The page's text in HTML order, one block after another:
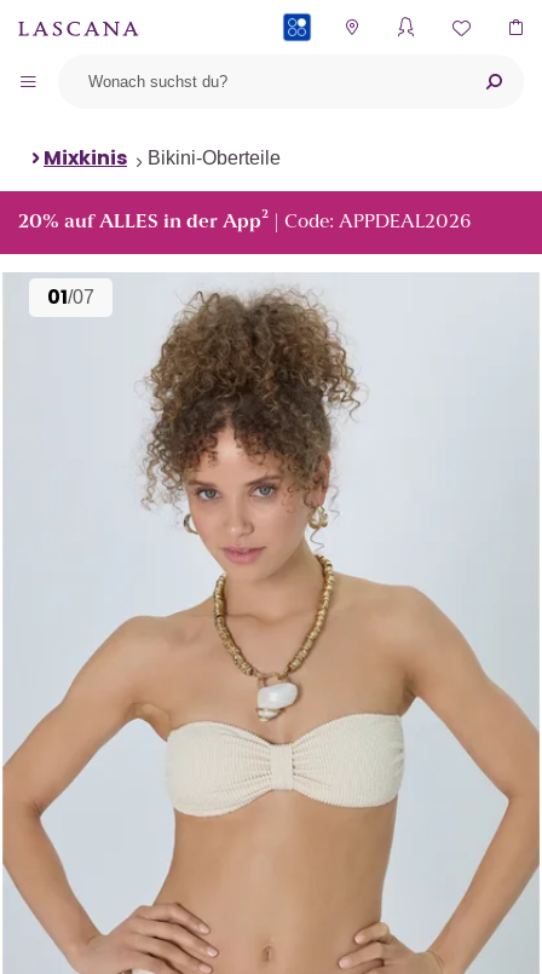
Mixkinis Bikini-Oberteile
20% auf ALLES in der App² | Code: APPDEAL2026
01/07